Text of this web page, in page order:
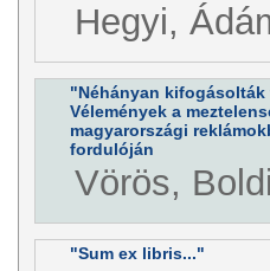
Hegyi,
"Néhányan
Vélemények a
magyarországi
fordulóján
Vörös,
"Sum ex libris..."